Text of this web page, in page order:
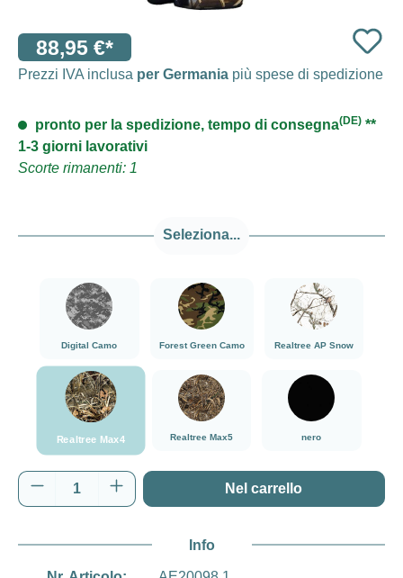
88,95 €*
Prezzi IVA inclusa per Germania più spese di spedizione
pronto per la spedizione, tempo di consegna(DE) **
1-3 giorni lavorativi
Scorte rimanenti: 1
Seleziona...
Digital Camo
###Digital Camo###LensCoat
Forest Green Camo
###Forest Green Camo###LensCoat
Realtree AP Snow
###Realtree AP
Realtree Max4
###Realtree Max4###LensCoat
Realtree Max5
###Realtree Max5###LensCoat
nero
nero
Quantità del prodotto: inserisci la quantità
Nel carrello
Info